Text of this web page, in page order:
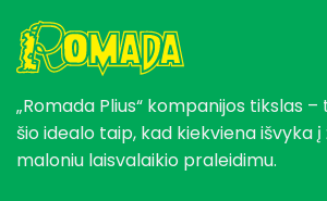
„Romada Plius“ kompanijos tikslas
šio idealo taip, kad kiekviena išvyka
maloniu laisvalaikio praleidimu.